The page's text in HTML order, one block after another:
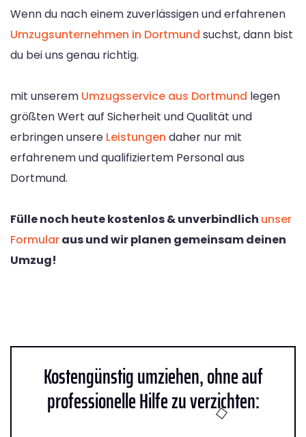
Wenn du nach einem zuverlässigen und erfahrenen
Umzugsunternehmen in Dortmund suchst, dann bist
du bei uns genau richtig.
mit unserem Umzugsservice aus Dortmund legen
größten Wert auf Sicherheit und Qualität und
erbringen unsere Leistungen daher nur mit
erfahrenem und qualifiziertem Personal aus
Dortmund.
Fülle noch heute kostenlos & unverbindlich unser
Formularaus und wir planen gemeinsam deinen
Umzug!
Kostengünstig umziehen, ohne auf
professionelle Hilfe zu verzichten: